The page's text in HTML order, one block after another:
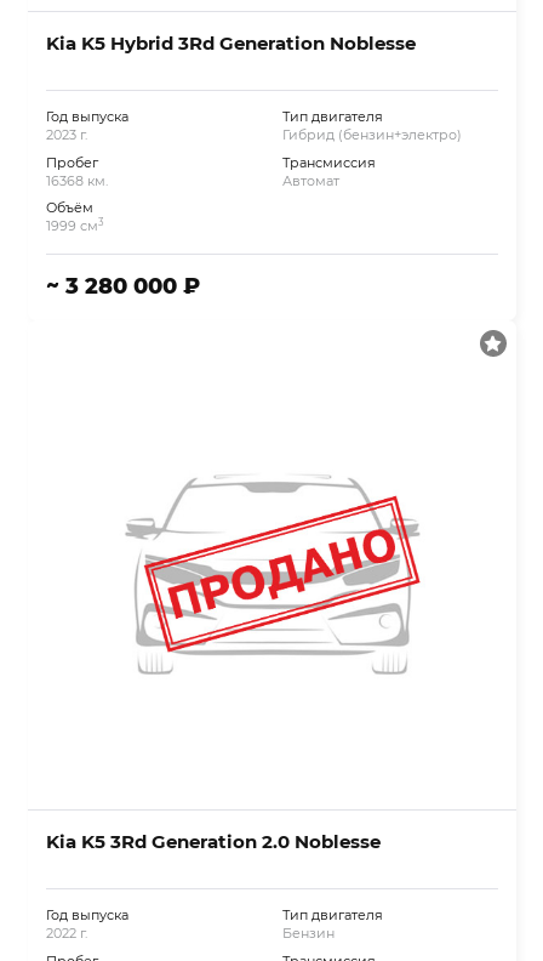
Kia K5 Hybrid 3Rd Generation Noblesse
Год выпуска
2023 г.
Пробег
16368 км.
Объём
1999 см3
Тип двигателя
Гибрид (бензин+электро)
Трансмиссия
Автомат
~ 3 280 000 ₽
Kia K5 3Rd Generation 2.0 Noblesse
Год выпуска
2022 г.
Тип двигателя
Бензин